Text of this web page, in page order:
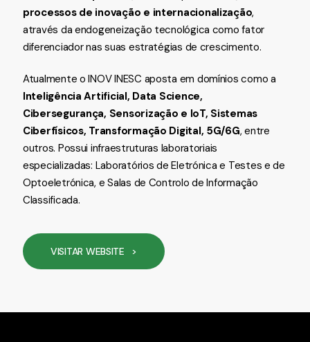
processos de inovação e internacionalização,
através da endogeneização tecnológica como fator
diferenciador nas suas estratégias de crescimento.
Atualmente o INOV INESC aposta em domínios como a
Inteligência Artificial, Data Science,
Cibersegurança, Sensorização e IoT, Sistemas
Ciberfísicos, Transformação Digital, 5G/6G, entre
outros. Possui infraestruturas laboratoriais
especializadas: Laboratórios de Eletrónica e Testes e de
Optoeletrónica, e Salas de Controlo de Informação
Classificada.
VISITAR WEBSITE